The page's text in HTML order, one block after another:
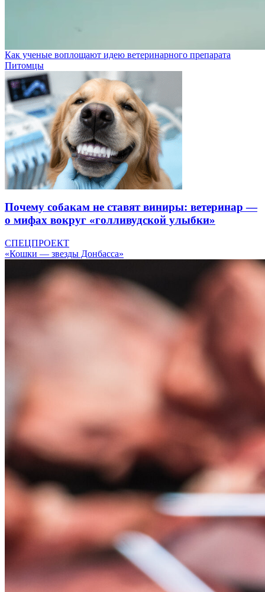
Как ученые воплощают идею ветеринарного препарата
Питомцы
Почему собакам не ставят виниры: ветеринар —
о мифах вокруг «голливудской улыбки»
СПЕЦПРОЕКТ
«Кошки — звезды Донбасса»